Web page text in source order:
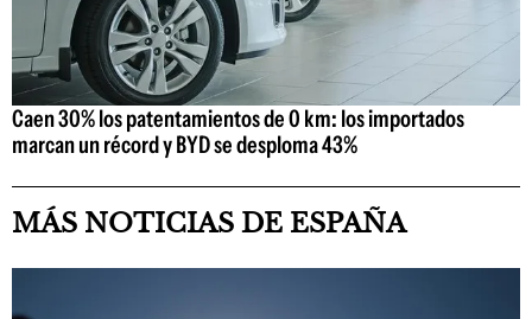
Caen 30% los patentamientos de 0 km: los importados
marcan un récord y BYD se desploma 43%
MÁS NOTICIAS DE ESPAÑA